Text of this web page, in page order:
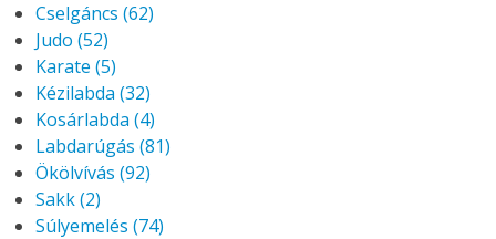
Cselgáncs (62)
Judo (52)
Karate (5)
Kézilabda (32)
Kosárlabda (4)
Labdarúgás (81)
Ökölvívás (92)
Sakk(2)
Súlyemelés (74)